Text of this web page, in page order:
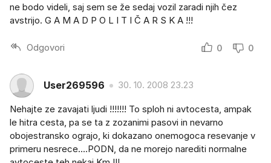
ne bodo videli, saj sem se že sedaj vozil zaradi njih čez
avstrijo. G A M A D P O L I T I Č A R S K A !!!
Odgovori 0 0
User269596 30. 10. 2008 23.23
Nehajte ze zavajati ljudi !!!!!!! To sploh ni avtocesta, ampak
le hitra cesta, pa se ta z zozanimi pasovi in nevarno
obojestransko ograjo, ki dokazano onemogoca resevanje v
primeru nesrece....PODN, da ne morejo narediti normalne